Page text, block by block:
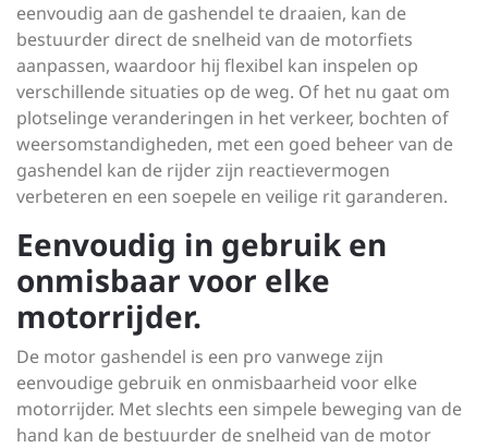
eenvoudig aan de gashendel te draaien, kan de
bestuurder direct de snelheid van de motorfiets
aanpassen, waardoor hij flexibel kan inspelen op
verschillende situaties op de weg. Of het nu gaat om
plotselinge veranderingen in het verkeer, bochten of
weersomstandigheden, met een goed beheer van de
gashendel kan de rijder zijn reactievermogen
verbeteren en een soepele en veilige rit garanderen.
Eenvoudig in gebruik en
onmisbaar voor elke
motorrijder.
De motor gashendel is een pro vanwege zijn
eenvoudige gebruik en onmisbaarheid voor elke
motorrijder. Met slechts een simpele beweging van de
hand kan de bestuurder de snelheid van de motor